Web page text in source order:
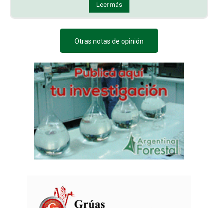
Leer más
Otras notas de opinión